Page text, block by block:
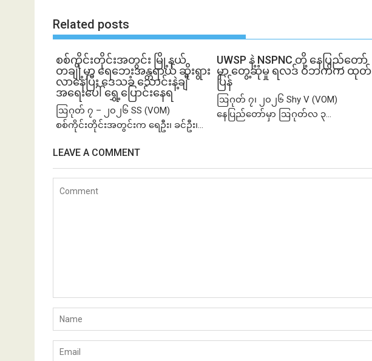
Related posts
စစ်ကိုင်းတိုင်းအတွင်း မြို့နယ်
တချို့မှာ ရေဘေးအန္တရာယ် ဆိုးရွား
လာနေပြီး ဒေသခံ သောင်းနဲ့ချီ
အရေးပေါ် ရွှေ့ပြောင်းနေရ
ဩဂုတ် ၇ – ၂၀၂၆ SS (VOM)
စစ်ကိုင်းတိုင်းအတွင်းက ရေဦး၊ ခင်ဦး၊...
UWSP နဲ့ NSPNC တို့ နေပြည်တော်
မှာ တွေ့ဆုံမှု ရလဒ် ဝဘက်က ထုတ်
ပြန်
ဩဂုတ် ၇၊ ၂၀၂၆ Shy V (VOM)
နေပြည်တော်မှာ ဩဂုတ်လ ၃...
LEAVE A COMMENT